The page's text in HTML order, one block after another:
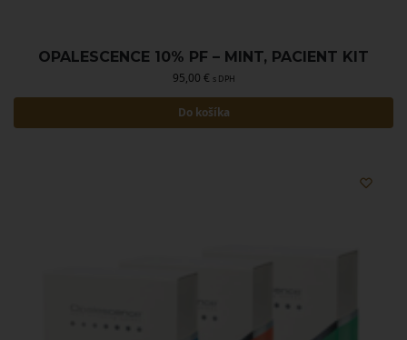
OPALESCENCE 10% PF – MINT, PACIENT KIT
95,00 € s DPH
Do košíka